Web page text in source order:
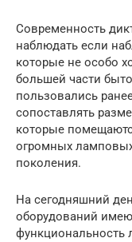
Современность
наблюдать если
которые не особо
большей части
пользовались
сопоставлять
которые
огромных
поколения.
На сегодняшний
оборудований
функциональность